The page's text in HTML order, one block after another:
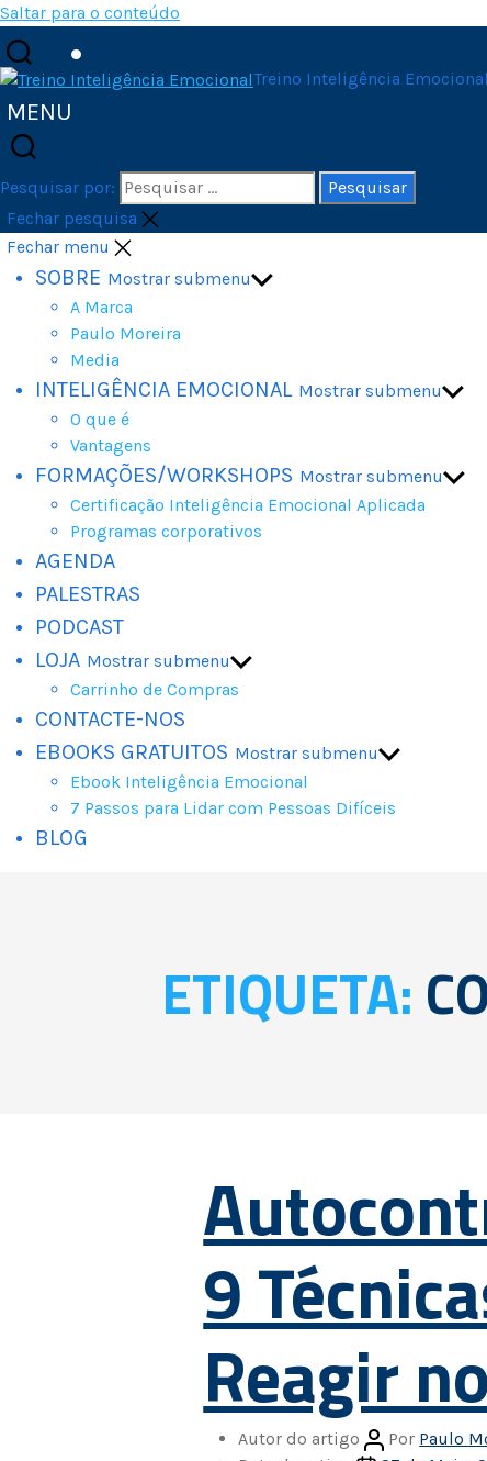
Saltar para o conteúdo
Treino Inteligência Emocional
MENU
Pesquisar por:
Fechar pesquisa
Fechar menu
SOBRE Mostrar submenu
A Marca
Paulo Moreira
Media
INTELIGÊNCIA EMOCIONAL Mostrar submenu
O que é
Vantagens
FORMAÇÕES/WORKSHOPS Mostrar submenu
Certificação Inteligência Emocional Aplicada
Programas corporativos
AGENDA
PALESTRAS
PODCAST
LOJA Mostrar submenu
Carrinho de Compras
CONTACTE-NOS
EBOOKS GRATUITOS Mostrar submenu
Ebook Inteligência Emocional
7 Passos para Lidar com Pessoas Difíceis
BLOG
ETIQUETA:
9
Reagir
Autor do artigo Por Paulo